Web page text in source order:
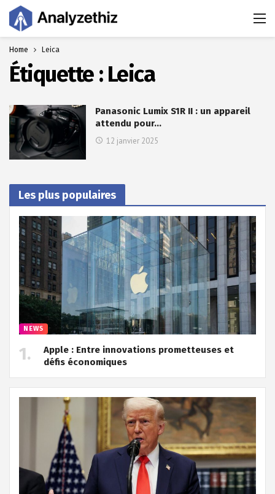
Home Leica
Étiquette : Leica
Panasonic Lumix S1R II : un appareil
attendu pour…
12 janvier 2025
Les plus populaires
NEWS
Apple : Entre innovations prometteuses et
défis économiques